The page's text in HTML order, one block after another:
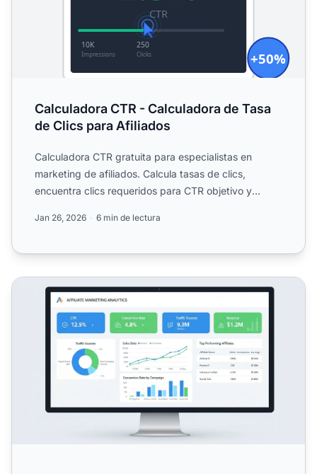
Calculadora CTR - Calculadora de Tasa
de Clics para Afiliados
Calculadora CTR gratuita para especialistas en
marketing de afiliados. Calcula tasas de clics,
encuentra clics requeridos para CTR objetivo y
Jan 26, 2026 6 min de lectura
¿Qué análisis deben seguir los afiliados de marketing?